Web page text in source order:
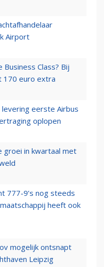
Airport
Class? Bij
170 euro extra
levering eerste Airbus
oplopen
groei in kwartaal met
777-9’s nog steeds
heeft ook
mogelijk ontsnapt
Leipzig